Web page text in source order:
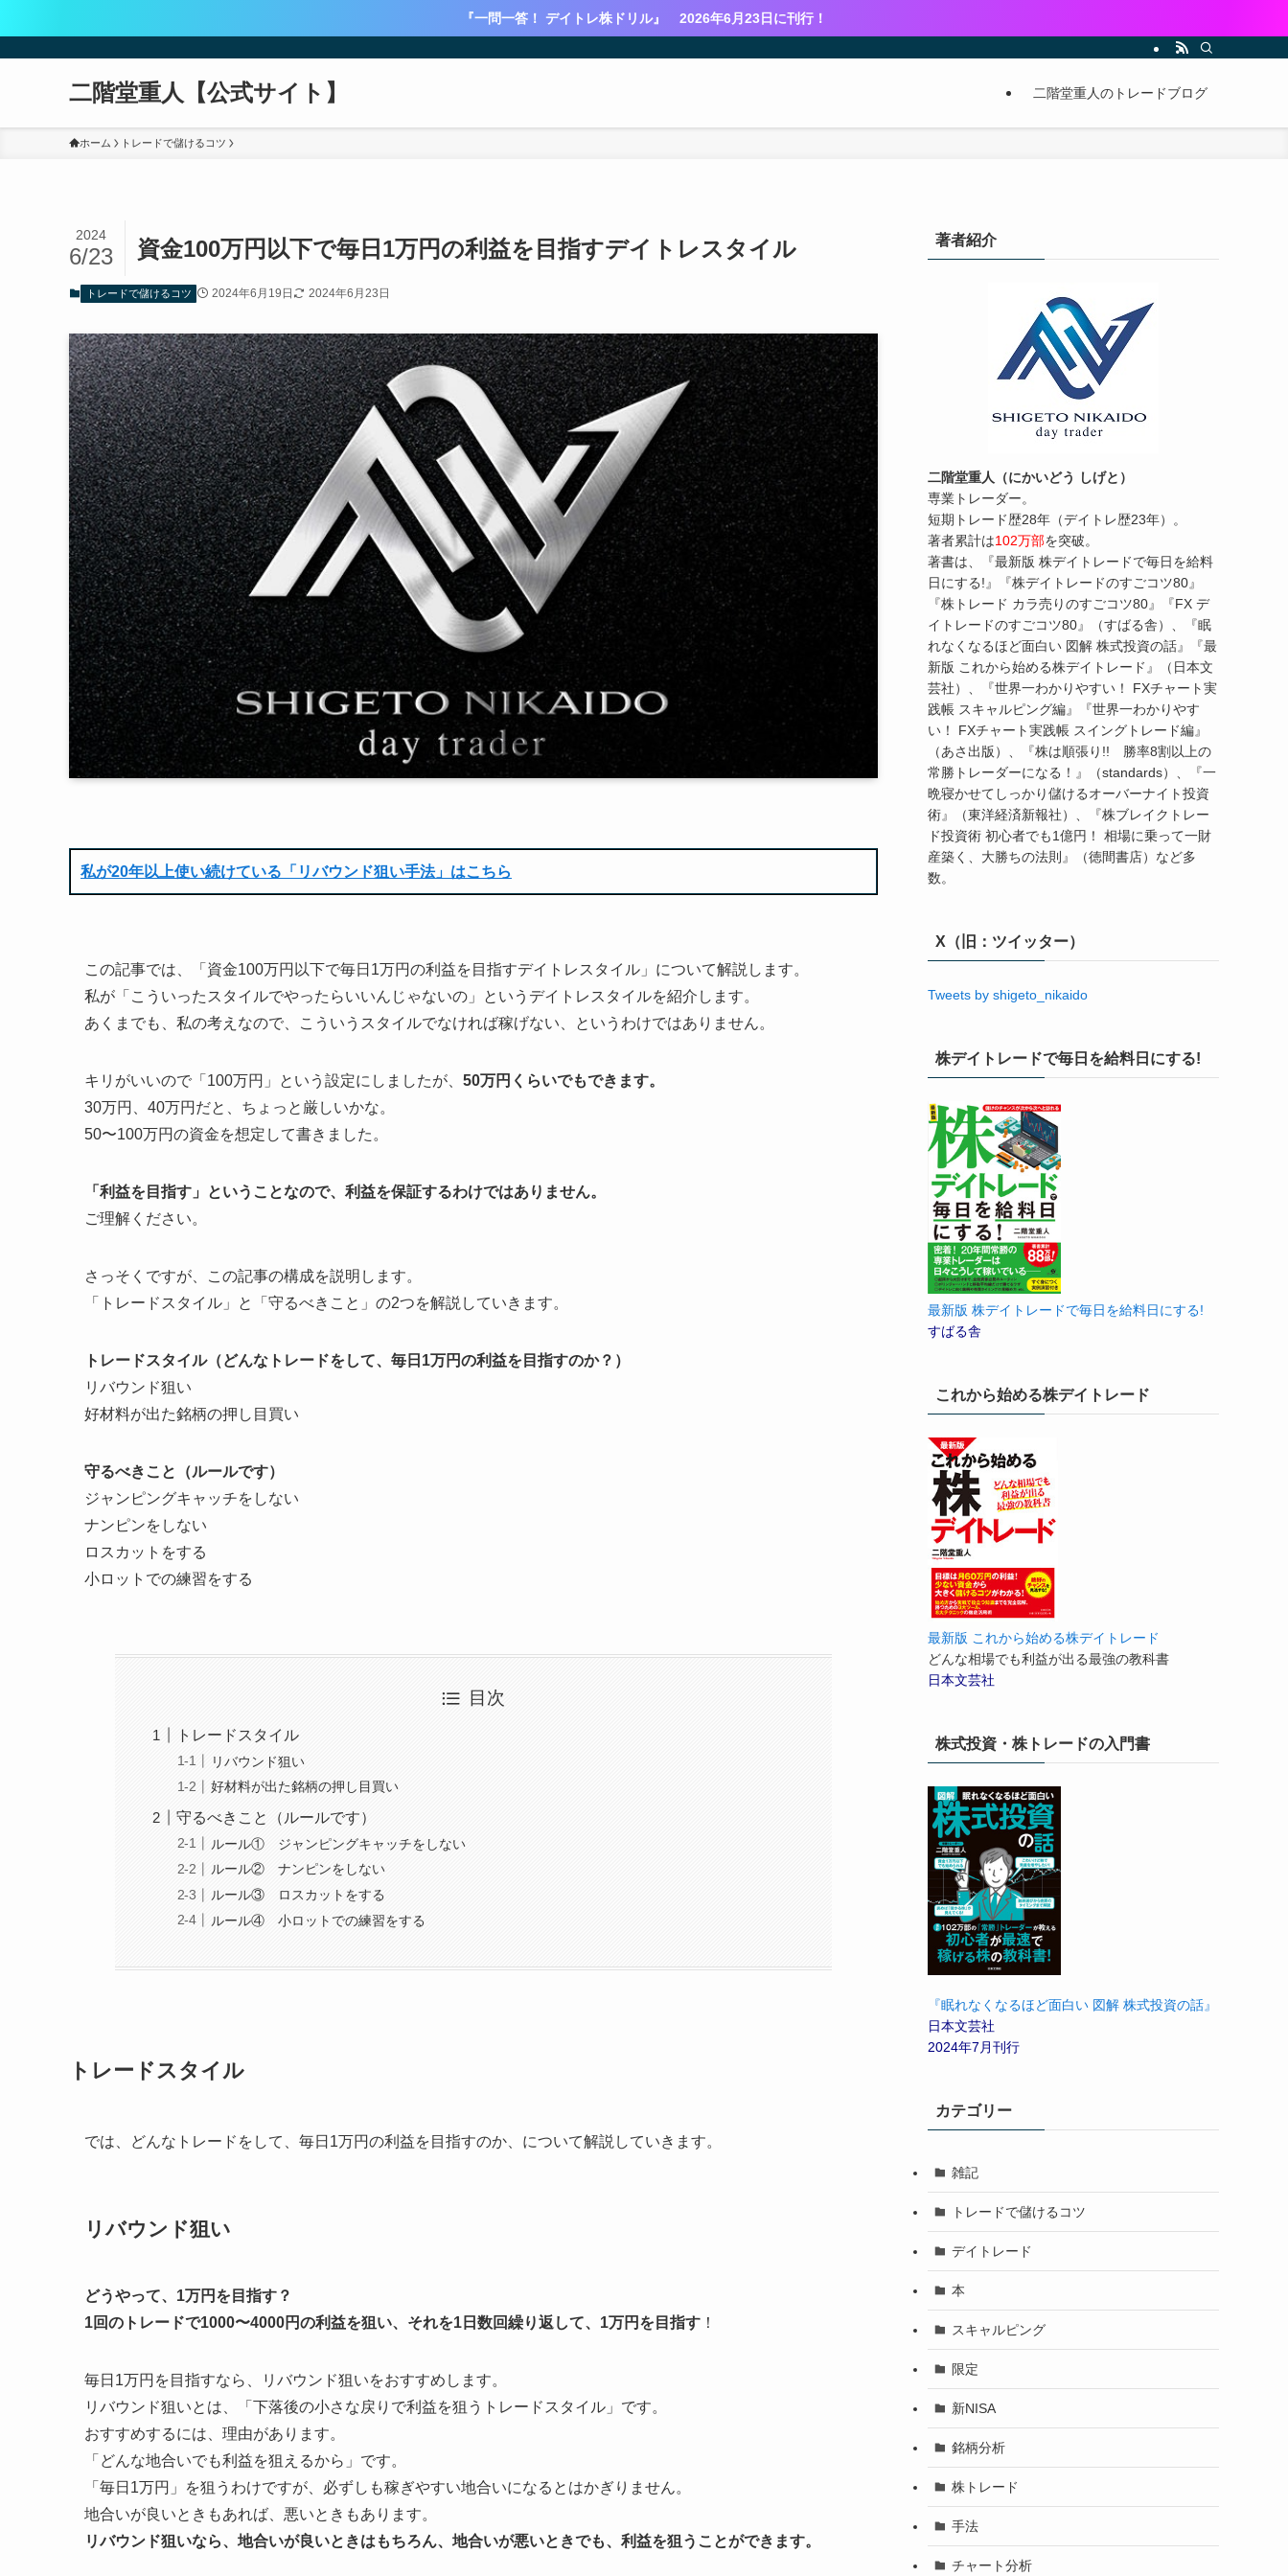
『一問一答！ デイトレ株ドリル』 2026年6月23日に刊行！
二階堂重人【公式サイト】 二階堂重人のトレードブログ
ホーム トレードで儲けるコツ
資金100万円以下で毎日1万円の利益を目指すデイトレスタイル
2024
6/23
トレードで儲けるコツ 2024年6月19日 2024年6月23日
私が20年以上使い続けている「リバウンド狙い手法」はこちら
この記事では、「資金100万円以下で毎日1万円の利益を目指すデイトレスタイル」について解説します。
私が「こういったスタイルでやったらいいんじゃないの」というデイトレスタイルを紹介します。
あくまでも、私の考えなので、こういうスタイルでなければ稼げない、というわけではありません。
キリがいいので「100万円」という設定にしましたが、 50万円くらいでもできます。
30万円、40万円だと、ちょっと厳しいかな。
50〜100万円の資金を想定して書きました。
「利益を目指す」ということなので、利益を保証するわけではありません。
ご理解ください。
さっそくですが、この記事の構成を説明します。
「トレードスタイル」と「守るべきこと」の2つを解説していきます。
トレードスタイル（どんなトレードをして、毎日1万円の利益を目指すのか？）
リバウンド狙い
好材料が出た銘柄の押し目買い
守るべきこと（ルールです）
ジャンピングキャッチをしない
ナンピンをしない
ロスカットをする
小ロットでの練習をする
目次
トレードスタイル
リバウンド狙い
好材料が出た銘柄の押し目買い
守るべきこと（ルールです）
ルール① ジャンピングキャッチをしない
ルール② ナンピンをしない
ルール③ ロスカットをする
ルール④ 小ロットでの練習をする
トレードスタイル
では、どんなトレードをして、毎日1万円の利益を目指すのか、について解説していきます。
リバウンド狙い
どうやって、1万円を目指す？
1回のトレードで1000〜4000円の利益を狙い、それを1日数回繰り返して、1万円を目指す ！
毎日1万円を目指すなら、リバウンド狙いをおすすめします。
リバウンド狙いとは、「下落後の小さな戻りで利益を狙うトレードスタイル」です。
おすすめするには、理由があります。
「どんな地合いでも利益を狙えるから」です。
「毎日1万円」を狙うわけですが、必ずしも稼ぎやすい地合いになるとはかぎりません。
地合いが良いときもあれば、悪いときもあります。
リバウンド狙いなら、地合いが良いときはもちろん、地合いが悪いときでも、利益を狙うことができます。
著者紹介
二階堂重人（にかいどう しげと）
専業トレーダー。
短期トレード歴28年（デイトレ歴23年）。
著者累計は102万部を突破。
著書は、『最新版 株デイトレードで毎日を給料
日にする!』『株デイトレードのすごコツ80』
『株トレード カラ売りのすごコツ80』『FX デ
イトレードのすごコツ80』（すばる舎）、『眠
れなくなるほど面白い 図解 株式投資の話』『最
新版 これから始める株デイトレード』（日本文
芸社）、『世界一わかりやすい！ FXチャート実
践帳 スキャルピング編』『世界一わかりやす
い！ FXチャート実践帳 スイングトレード編』
（あさ出版）、『株は順張り!! 勝率8割以上の
常勝トレーダーになる！』（standards）、『一
晩寝かせてしっかり儲けるオーバーナイト投資
術』（東洋経済新報社）、『株ブレイクトレー
ド投資術 初心者でも1億円！ 相場に乗って一財
産築く、大勝ちの法則』（徳間書店）など多
数。
X（旧：ツイッター）
Tweets by shigeto_nikaido
株デイトレードで毎日を給料日にする!
最新版 株デイトレードで毎日を給料日にする!
すばる舎
これから始める株デイトレード
最新版 これから始める株デイトレード
どんな相場でも利益が出る最強の教科書
日本文芸社
株式投資・株トレードの入門書
『眠れなくなるほど面白い 図解 株式投資の話』
日本文芸社
2024年7月刊行
カテゴリー
雑記
トレードで儲けるコツ
デイトレード
本
スキャルピング
限定
新NISA
銘柄分析
株トレード
手法
チャート分析